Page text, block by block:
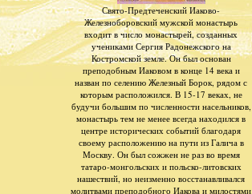
Свято-Предтеченский Иаково-
Железноборовский мужской монастырь
входит в число монастырей, созданных
учениками Сергия Радонежского на
Костромской земле. Он был основан
преподобным Иаковом в конце 14 века и
назван по селению Железный Борок, рядом с
которым расположился. В 15-17 веках, не
будучи большим по численности насельников,
монастырь тем не менее всегда находился в
центре исторических событий благодаря
своему расположению на пути из Галича в
Москву. Он был сожжен не раз во время
татаро-монгольских и польско-литовских
нашествий, но неизменно восстанавливался
молитвами преподобного Иакова и милостями